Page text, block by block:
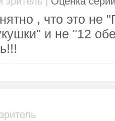
, что это не
и не "12